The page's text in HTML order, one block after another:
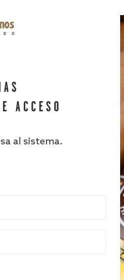
ACCESO
al sistema.